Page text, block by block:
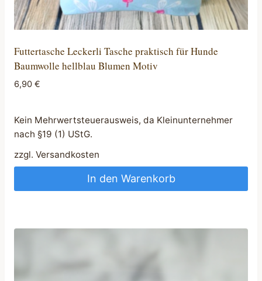
Futtertasche Leckerli Tasche praktisch für Hunde
Baumwolle hellblau Blumen Motiv
6,90 €
Kein Mehrwertsteuerausweis, da Kleinunternehmer
nach §19 (1) UStG.
zzgl. Versandkosten
In den Warenkorb